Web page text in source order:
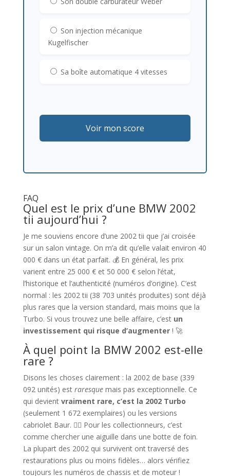
Son injection mécanique
Kugelfischer
Sa boîte automatique 4 vitesses
Voir mon score
FAQ
Quel est le prix d’une BMW 2002
tii aujourd’hui ?
Je me souviens encore d’une 2002 tii que j’ai croisée
sur un salon vintage. On m’a dit qu’elle valait environ 40
000 € dans un état parfait. 💰 En général, les prix
varient entre 25 000 € et 50 000 € selon l’état,
l’historique et l’authenticité (numéros d’origine). C’est
normal : les 2002 tii (38 703 unités produites) sont déjà
plus rares que la version standard, mais moins que la
Turbo. Si vous trouvez une belle affaire, c’est un
investissement qui risque d’augmenter! 🚀
À quel point la BMW 2002 est-elle
rare ?
Disons les choses clairement : la 2002 de base (339
092 unités) est raresquemais pas exceptionnelle. Ce
qui devient vraiment rare, c’est la 2002 Turbo
(seulement 1 672 exemplaires) ou les versions
cabriolet Baur. 🕵️‍♂️ Pour les collectionneurs, c’est
comme chercher une aiguille dans une botte de foin.
La plupart des 2002 qui survivent ont traversé des
restaurations plus ou moins fidèles… alors vérifiez
toujours les numéros de chassis et de moteur !